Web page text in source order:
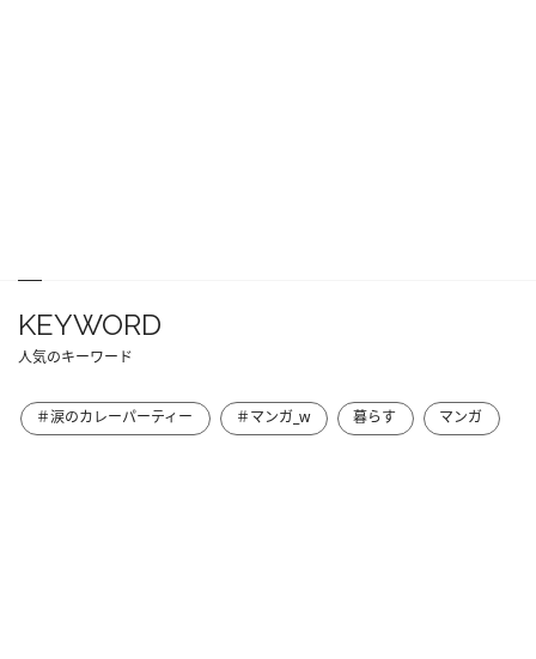
KEYWORD
人気のキーワード
＃涙のカレーパーティー ＃マンガ_w 暮らす マンガ